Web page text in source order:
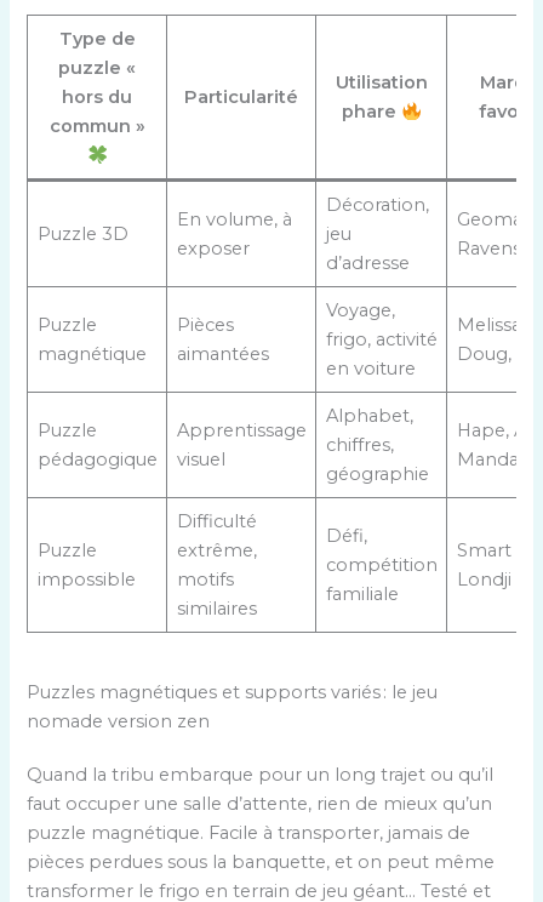
Type de
puzzle «
hors du
commun »
Particularité
Utilisation
phare
Puzzle 3D
En volume, à
exposer
Décoration,
jeu
d’adresse
Geomag,
Puzzle
magnétique
Pièces
aimantées
Voyage,
frigo, activité
en voiture
Melissa &
Doug,
Puzzle
pédagogique
Apprentissage
visuel
Alphabet,
chiffres,
géographie
Hape,
Puzzle
impossible
Difficulté
extrême,
motifs
similaires
Défi,
compétition
familiale
Smart
Londji
Puzzles magnétiques et supports variés : le jeu
nomade version zen
Quand la tribu embarque pour un long trajet ou qu’il
faut occuper une salle d’attente, rien de mieux qu’un
puzzle magnétique. Facile à transporter, jamais de
pièces perdues sous la banquette, et on peut même
transformer le frigo en terrain de jeu géant… Testé et